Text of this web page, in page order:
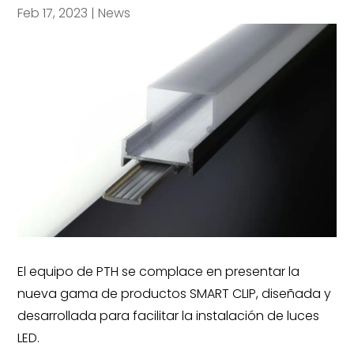
Feb 17, 2023 |News
El equipo de PTH se complace en presentar la
nueva gama de productos SMART CLIP, diseñada y
desarrollada para facilitar la instalación de luces
LED.